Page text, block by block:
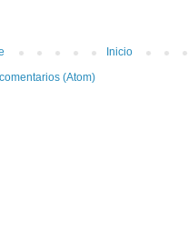
Inicio
(Atom)